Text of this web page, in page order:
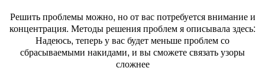
Решить проблемы можно, но от вас потребуется внимание и
концентрация. Методы решения проблем я описывала здесь:
Надеюсь, теперь у вас будет меньше проблем со
сбрасываемыми накидами, и вы сможете связать узоры
сложнее